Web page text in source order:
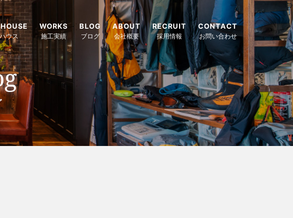
ウス
WORKS
施工実績
BLOG
ブログ
ABOUT
会社概要
RECRUIT
採用情報
CONTACT
お問い合わせ